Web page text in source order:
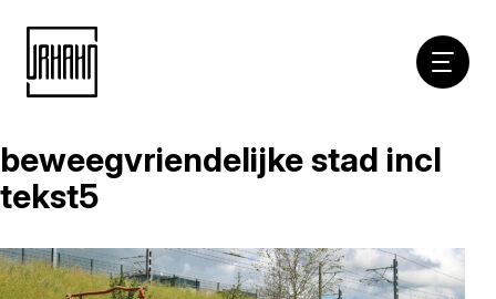
Naar
inhoud
beweegvriendelijke stad incl
tekst5